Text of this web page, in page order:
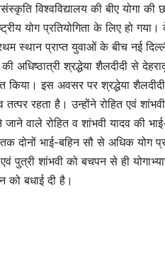
विश्वविद्यालय की बीए योगा
योग प्रतियोगिता के लिए हो
स्थान प्राप्त युवाओं के बीच नई
अधिष्ठात्री श्रद्धेया शैलदीदी से
किया। इस अवसर पर श्रद्धेया
तत्पर रहता है। उन्होंने रोहित एवं
वाले रोहित व शांभवी यादव की
भाई-बहिन सौ से अधिक योग
एवं पुत्री शांभवी को बचपन से ही
को बधाई दी है।